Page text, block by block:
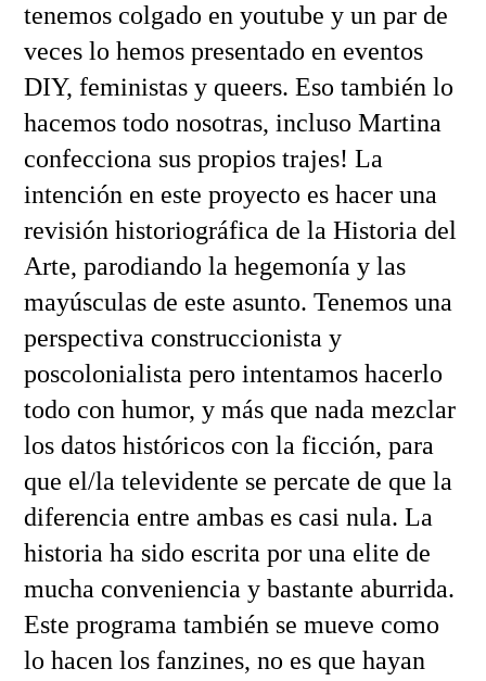
tenemos colgado en youtube y un par de
veces lo hemos presentado en eventos
DIY, feministas y queers. Eso también lo
hacemos todo nosotras, incluso Martina
confecciona sus propios trajes! La
intención en este proyecto es hacer una
revisión historiográfica de la Historia del
Arte, parodiando la hegemonía y las
mayúsculas de este asunto. Tenemos una
perspectiva construccionista y
poscolonialista pero intentamos hacerlo
todo con humor, y más que nada mezclar
los datos históricos con la ficción, para
que el/la televidente se percate de que la
diferencia entre ambas es casi nula. La
historia ha sido escrita por una elite de
mucha conveniencia y bastante aburrida.
Este programa también se mueve como
lo hacen los fanzines, no es que hayan